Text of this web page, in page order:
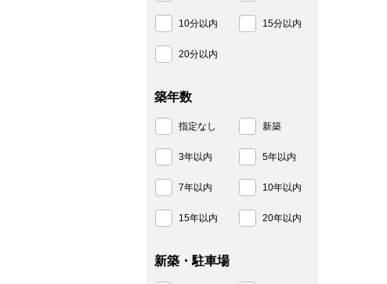
10分以内 15分以内
20分以内
築年数
指定なし 新築
3年以内 5年以内
7年以内 10年以内
15年以内 20年以内
新築・駐車場